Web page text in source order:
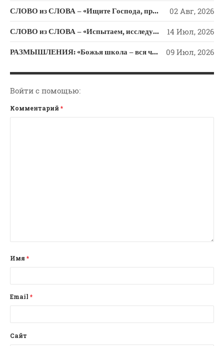
Проповедь-Аудио
Размышления
Семинар "Второе
Служителей
Слово Из Слова
СЛОВО из СЛОВА – «Ищите Господа, призывайте Его» (Исаии 55) 02 Авг, 2026
СЛОВО из СЛОВА – «Испытаем, исследуем пути свои и обратимся к Господу» 14 Июл, 2026
РАЗМЫШЛЕНИЯ: «Божья школа – вся человеческая жизнь» 09 Июл, 2026
Войти с помощью:
Комментарий *
Имя *
Email *
Сайт